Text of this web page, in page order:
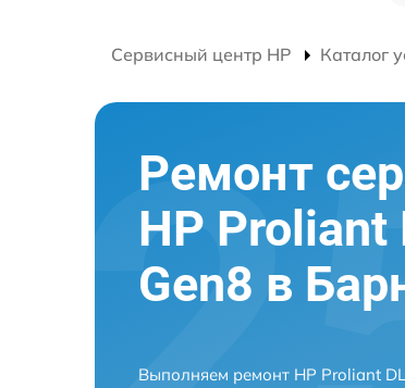
Сервисный центр HP Каталог
Ремонт
HP Proliant
Gen8 в
Выполняем ремонт HP Proliant